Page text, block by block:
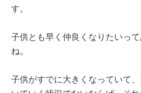
す。
子供とも早く仲良くなりたいっ
ね。
子供がすでに大きくなっていて